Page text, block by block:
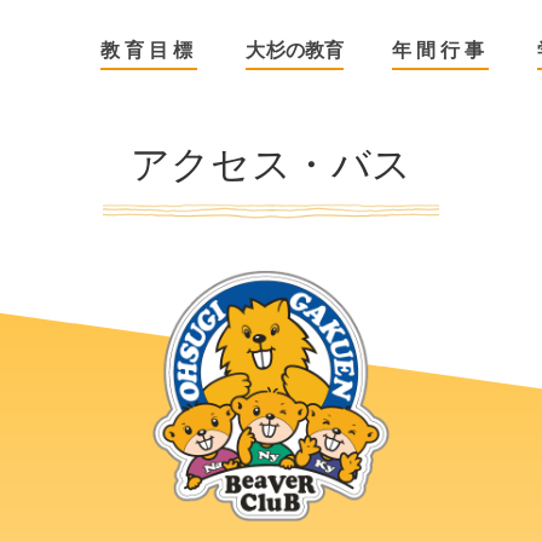
教育目標 大杉の教育 年間行事
アクセス・バス